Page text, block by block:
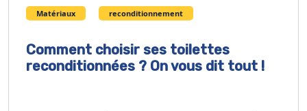
Matériaux reconditionnement
Comment choisir ses toilettes
reconditionnées ? On vous dit tout !